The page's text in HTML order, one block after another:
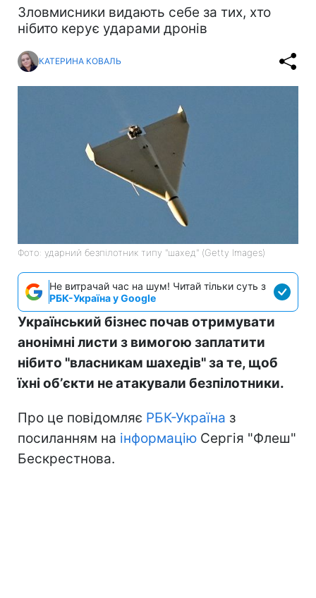
Зловмисники видають себе за тих, хто
нібито керує ударами дронів
КАТЕРИНА КОВАЛЬ
Фото: ударний безпілотник типу "шахед" (Getty Images)
Не витрачай час на шум! Читай тільки суть з
РБК-Україна у Google
Український бізнес почав отримувати
анонімні листи з вимогою заплатити
нібито "власникам шахедів" за те, щоб
їхні обʼєкти не атакували безпілотники.
Про це повідомляє РБК-Україна з
посиланням на інформацію Сергія "Флеш"
Бескрестнова.